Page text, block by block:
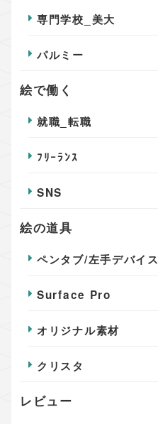
専門学校_美大
パルミー
絵で働く
就職_転職
ﾌﾘｰﾗﾝｽ
SNS
絵の道具
ペンタブ/左手デバイス
Surface Pro
オリジナル素材
クリスタ
レビュー